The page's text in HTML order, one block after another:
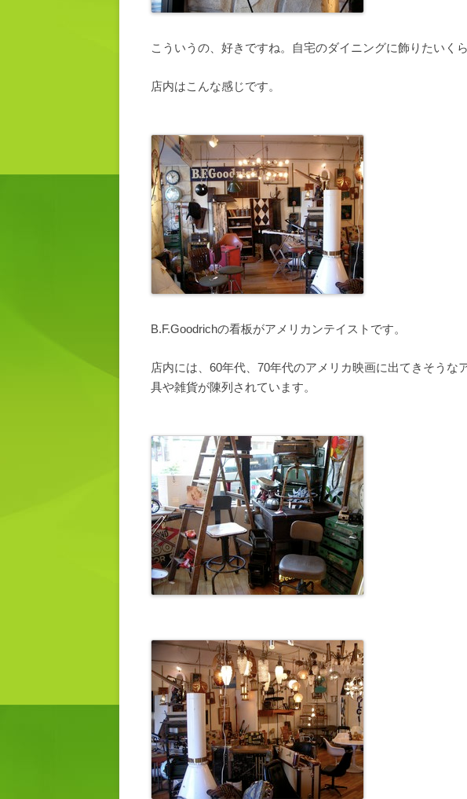
こういうの、好きですね。自宅のダイニングに飾りたいくら
店内はこんな感じです。
B.F.Goodrichの看板がアメリカンテイストです。
店内には、60年代、70年代のアメリカ映画に出てきそうな
具や雑貨が陳列されています。